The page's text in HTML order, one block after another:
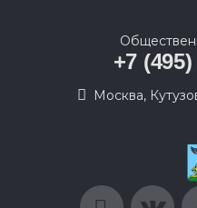
+7
Москва,